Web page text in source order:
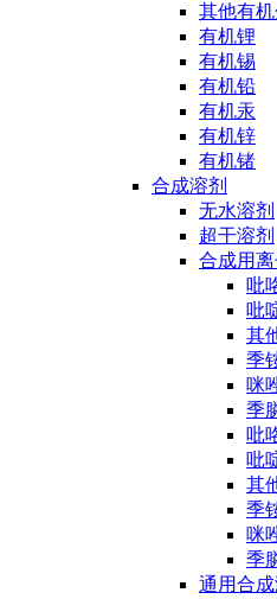
其他有机
有机锂
有机锡
有机铅
有机汞
有机锌
有机锗
合成溶剂
无水溶剂
超干溶剂
合成用
吡
吡
其
季
咪
季
吡
吡
其
季
咪
季
通用合成